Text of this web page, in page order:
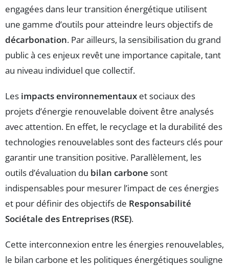
engagées dans leur transition énergétique utilisent
une gamme d’outils pour atteindre leurs objectifs de
décarbonation. Par ailleurs, la sensibilisation du grand
public à ces enjeux revêt une importance capitale, tant
au niveau individuel que collectif.
Les impacts environnementaux et sociaux des
projets d’énergie renouvelable doivent être analysés
avec attention. En effet, le recyclage et la durabilité des
technologies renouvelables sont des facteurs clés pour
garantir une transition positive. Parallèlement, les
outils d’évaluation du bilan carbone sont
indispensables pour mesurer l’impact de ces énergies
et pour définir des objectifs de Responsabilité
Sociétale des Entreprises (RSE).
Cette interconnexion entre les énergies renouvelables,
le bilan carbone et les politiques énergétiques souligne